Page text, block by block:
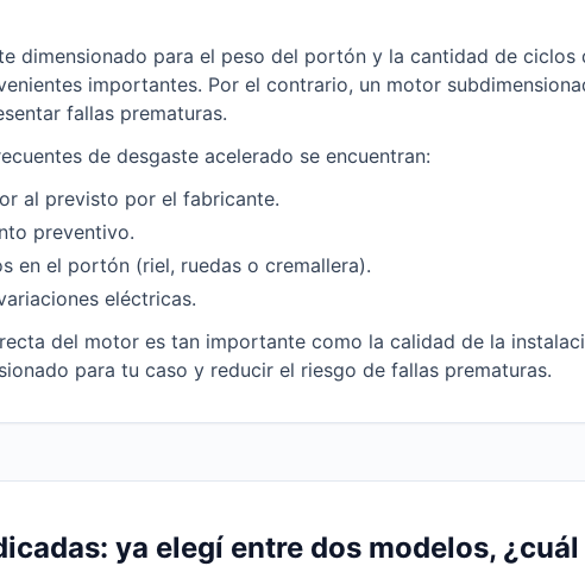
dimensionado para el peso del portón y la cantidad de ciclos
importantes. Por el contrario, un motor
fallas prematuras.
de desgaste acelerado se encuentran:
al previsto por el fabricante.
preventivo.
en el portón (riel, ruedas o cremallera).
eléctricas.
del motor es tan importante como la calidad de la
para tu caso y reducir el riesgo de fallas prematuras.
ya elegí entre dos modelos,